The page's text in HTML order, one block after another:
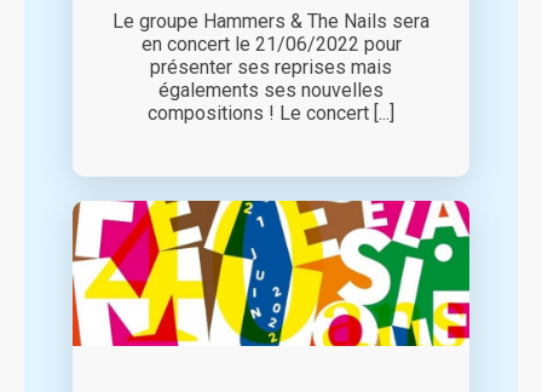
Le groupe Hammers & The Nails sera
en concert le 21/06/2022 pour
présenter ses reprises mais
égalements ses nouvelles
compositions ! Le concert [...]